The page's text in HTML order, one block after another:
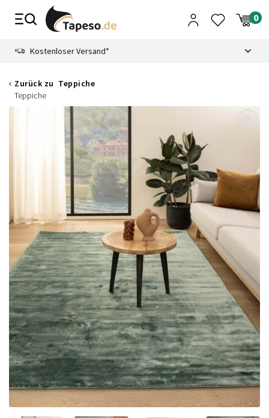
Zusammenbruch
Kostenloser Versand*
Zurück zu Teppiche
Teppiche